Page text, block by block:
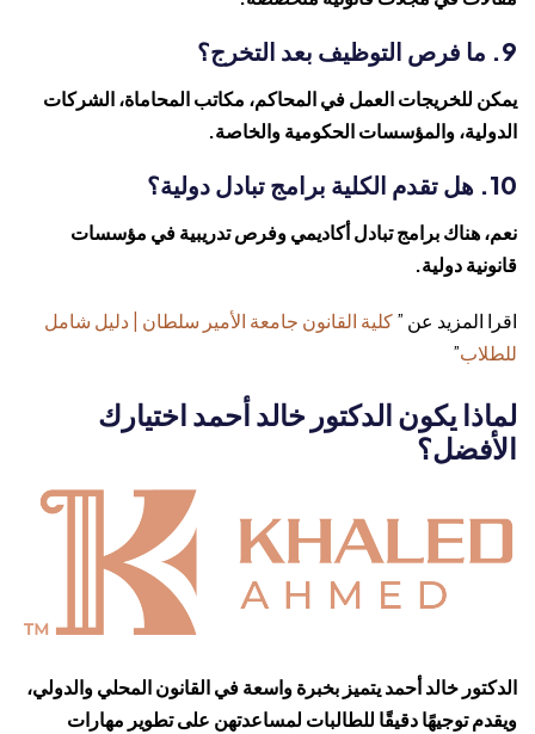
9. ما فرص التوظيف بعد التخرج؟
يمكن للخريجات العمل في المحاكم، مكاتب المحاماة، الشركات
الدولية، والمؤسسات الحكومية والخاصة.
10. هل تقدم الكلية برامج تبادل دولية؟
نعم، هناك برامج تبادل أكاديمي وفرص تدريبية في مؤسسات
قانونية دولية.
اقرا المزيد عن ”كلية القانون جامعة الأمير سلطان | دليل شامل
للطلاب”
لماذا يكون الدكتور خالد أحمد اختيارك
الأفضل؟
الدكتور خالد أحمد يتميز بخبرة واسعة في القانون المحلي والدولي،
ويقدم توجيهًا دقيقًا للطالبات لمساعدتهن على تطوير مهارات